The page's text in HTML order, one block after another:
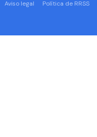
Aviso legal Política de RRSS